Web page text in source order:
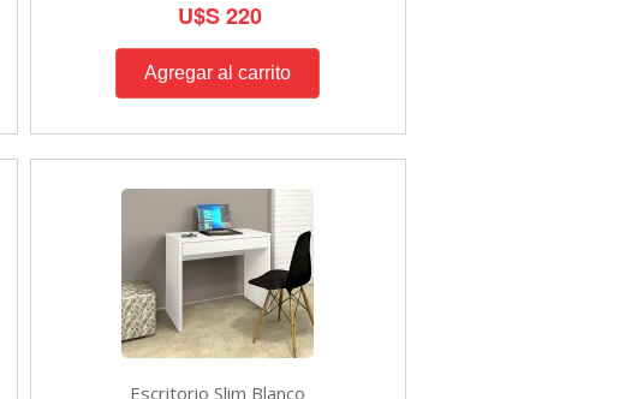
U$S 220
Escritorio Slim Blanco